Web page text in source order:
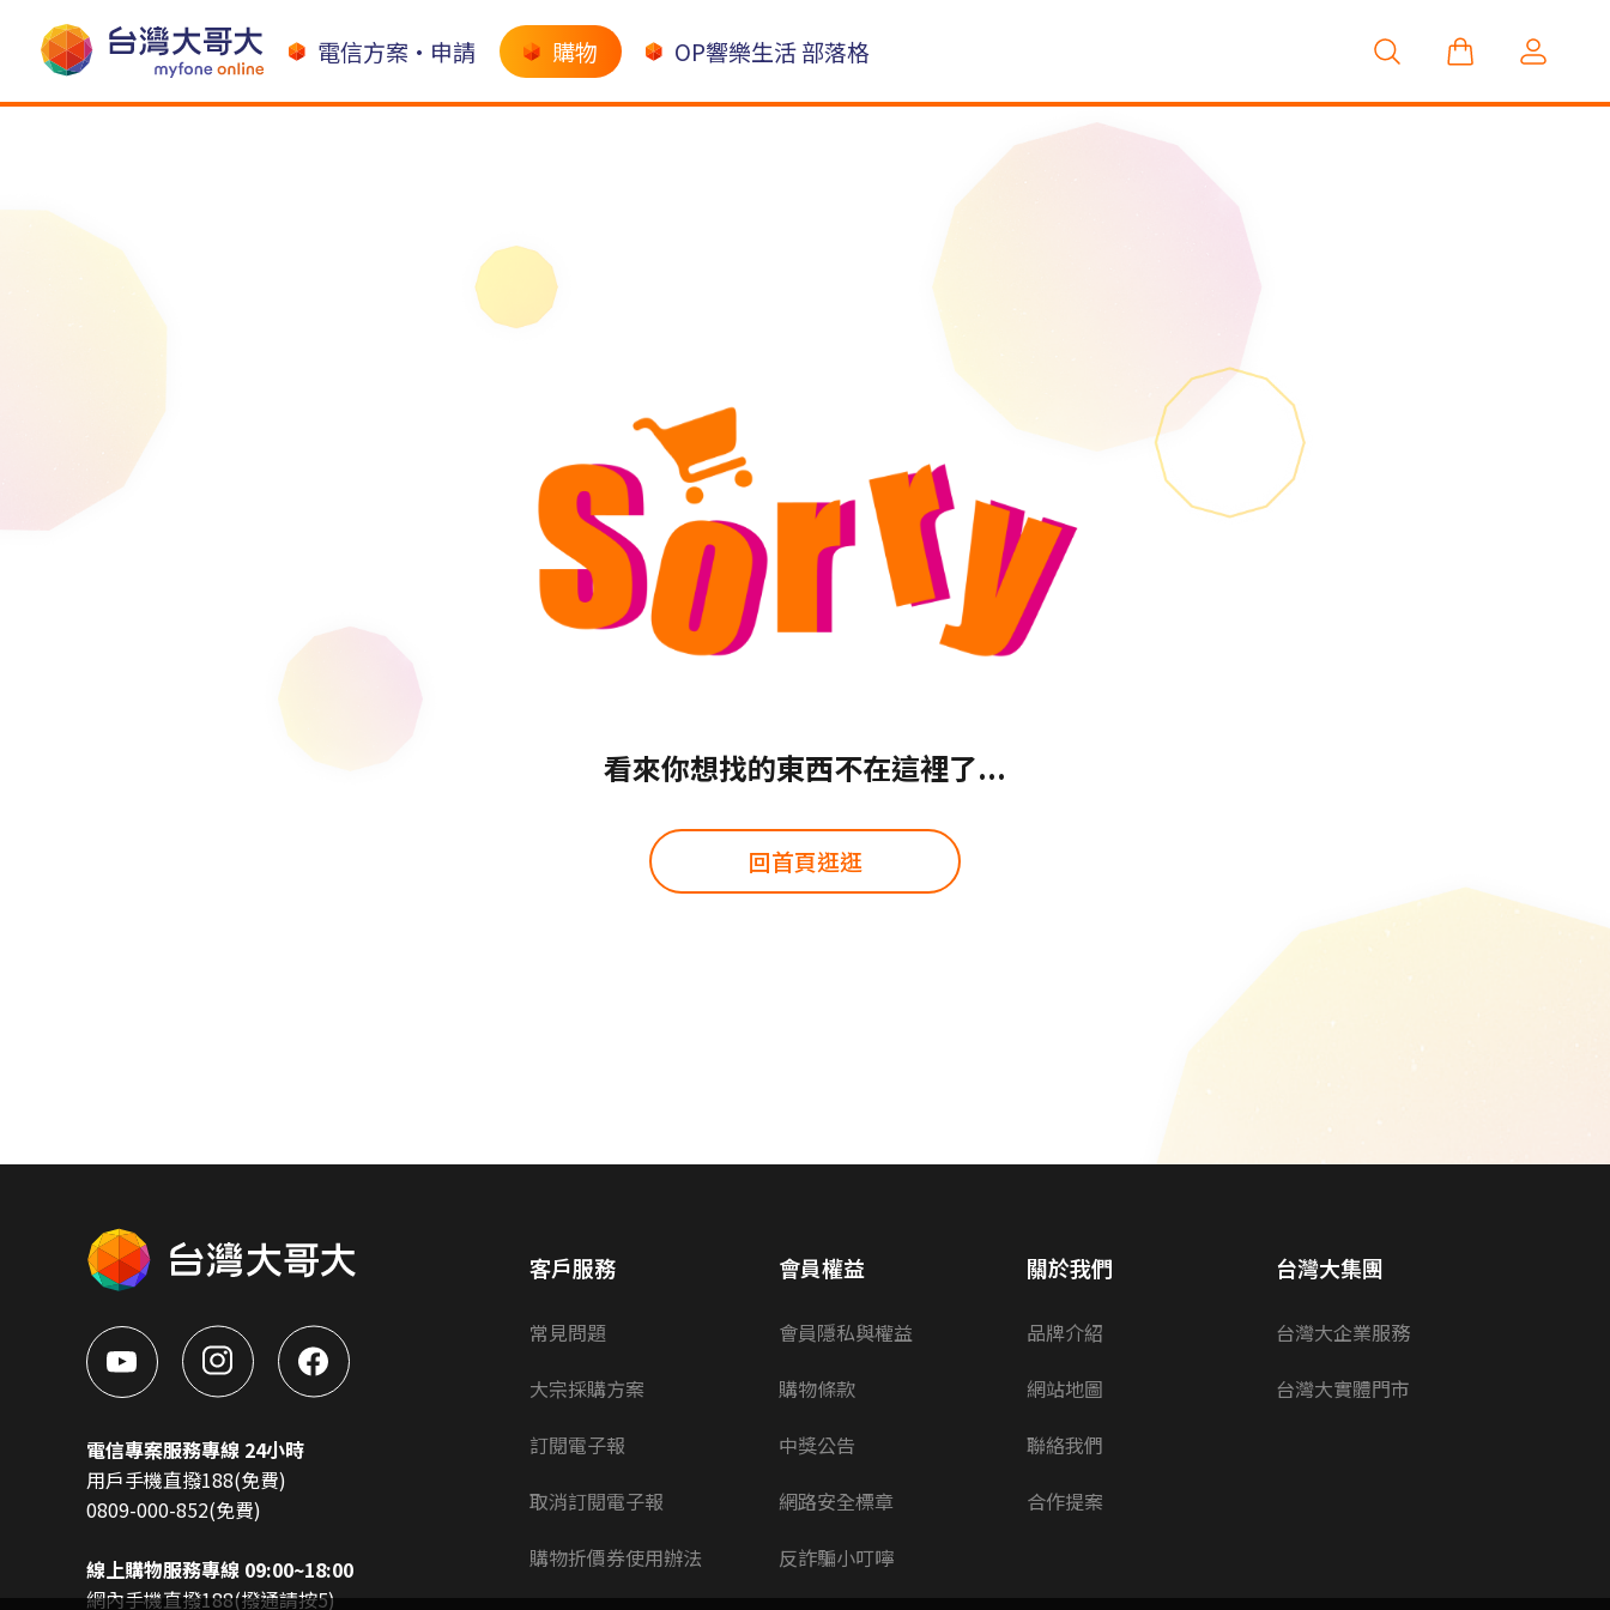
電信方案•申請 購物 OP響樂生活 部落格
看來你想找的東西不在這裡了...
回首頁逛逛
電信專案服務專線 24小時
用戶手機直撥188(免費)
0809-000-852(免費)
線上購物服務專線 09:00~18:00
網內手機直撥188(撥通請按5)
客戶服務
常見問題
大宗採購方案
訂閱電子報
取消訂閱電子報
購物折價券使用辦法
會員權益
會員隱私與權益
購物條款
中獎公告
網路安全標章
反詐騙小叮嚀
關於我們
品牌介紹
網站地圖
聯絡我們
合作提案
台灣大集團
台灣大企業服務
台灣大實體門市